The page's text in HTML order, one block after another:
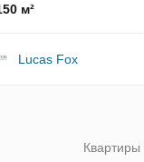
м²
Lucas Fox